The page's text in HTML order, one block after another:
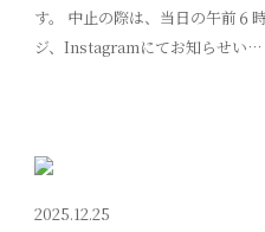
す。 中止の際は、当日の午前６
ジ、Instagramにてお知らせい…
2025.12.25